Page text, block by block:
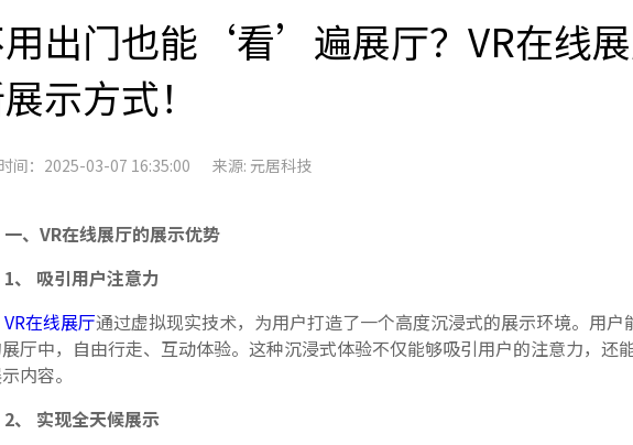
出门也能‘看’遍展厅？VR在线
示方式！
间：2025-03-07 16:35:00 来源: 元居科技
一、VR在线展厅的展示优势
1、 吸引用户注意力
VR在线展厅通过虚拟现实技术，为用户打造了一个高度沉浸式的展示环境。用户
厅中，自由行走、互动体验。这种沉浸式体验不仅能够吸引用户的注意力，还
内容。
2、 实现全天候展示